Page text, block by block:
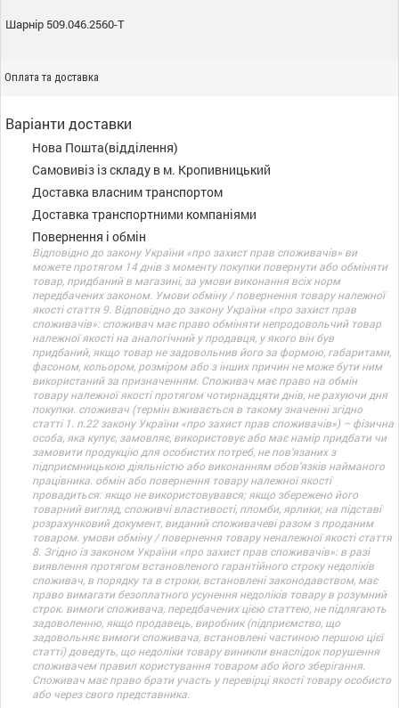
Шарнір 509.046.2560-Т
Оплата та доставка
Варіанти доставки
Нова Пошта(відділення)
Самовивіз із складу в м. Кропивницький
Доставка власним транспортом
Доставка транспортними компаніями
Повернення і обмін
Відповідно до закону України «про захист прав споживачів» ви
можете протягом 14 днів з моменту покупки повернути або обміняти
товар, придбаний в магазині, за умови виконання всіх норм
передбачених законом. Умови обміну / повернення товару належної
якості стаття 9. Відповідно до закону України «про захист прав
споживачів»: споживач має право обміняти непродовольчий товар
належної якості на аналогічний у продавця, у якого він був
придбаний, якщо товар не задовольнив його за формою, габаритами,
фасоном, кольором, розміром або з інших причин не може бути ним
використаний за призначенням. Споживач має право на обмін
товару належної якості протягом чотирнадцяти днів, не рахуючи дня
покупки. споживач (термін вживається в такому значенні згідно
статті 1. п.22 закону України «про захист прав споживачів») – фізична
особа, яка купує, замовляє, використовує або має намір придбати чи
замовити продукцію для особистих потреб, не пов’язаних з
підприємницькою діяльністю або виконанням обов’язків найманого
працівника. обмін або повернення товару належної якості
провадиться: якщо не використовувався; якщо збережено його
товарний вигляд, споживчі властивості, пломби, ярлики; на підставі
розрахунковий документ, виданий споживачеві разом з проданим
товаром. умови обміну / повернення товару неналежної якості стаття
8. Згідно із законом України «про захист прав споживачів»: в разі
виявлення протягом встановленого гарантійного строку недоліків
споживач, в порядку та в строки, встановлені законодавством, має
право вимагати безоплатного усунення недоліків товару в розумний
строк. вимоги споживача, передбачених цією статтею, не підлягають
задоволенню, якщо продавець, виробник (підприємство, що
задовольняє вимоги споживача, встановлені частиною першою цієї
статті) доведуть, що недоліки товару виникли внаслідок порушення
споживачем правил користування товаром або його зберігання.
Споживач має право брати участь у перевірці якості товару особисто
або через свого представника.